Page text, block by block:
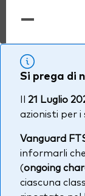
—
Si prega di
Il 21 Luglio
azionisti per
Vanguard
informarli
(ongoing
ciascuna